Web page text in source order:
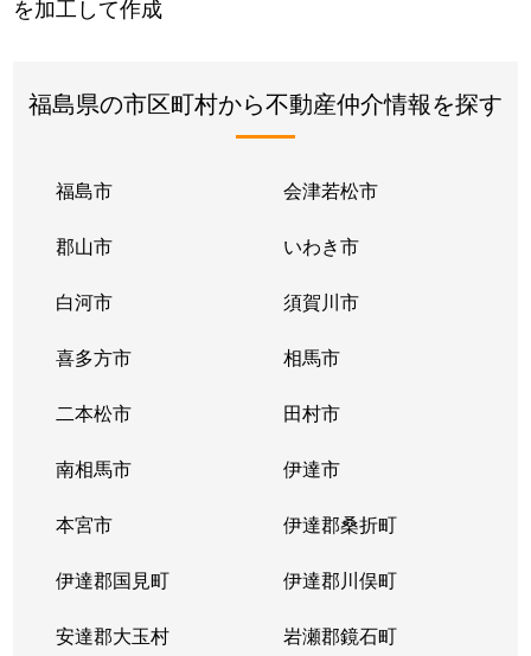
を加工して作成
福島県の市区町村から不動産仲介情報を探す
福島市 会津若松市
郡山市 いわき市
白河市 須賀川市
喜多方市 相馬市
二本松市 田村市
南相馬市 伊達市
本宮市 伊達郡桑折町
伊達郡国見町 伊達郡川俣町
安達郡大玉村 岩瀬郡鏡石町